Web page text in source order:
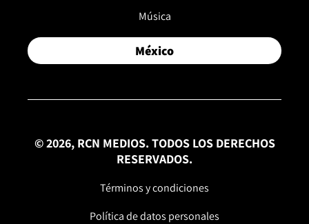
Música
México
© 2026, RCN MEDIOS. TODOS LOS DERECHOS
RESERVADOS.
Términos y condiciones
Política de datos personales